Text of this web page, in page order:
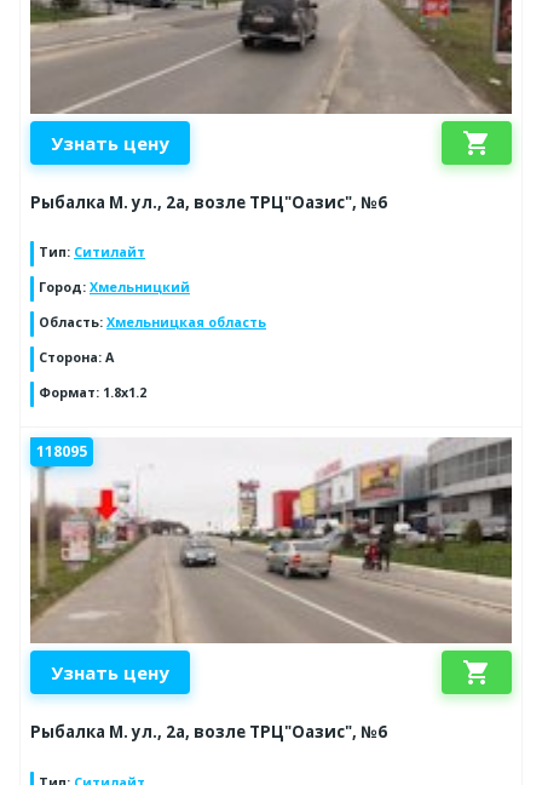
Узнать цену shopping_cart
Рыбалка М. ул., 2а, возле ТРЦ"Оазис", №6
Тип: Ситилайт
Город: Хмельницкий
Область: Хмельницкая область
Сторона: A
Формат: 1.8x1.2
118095
Узнать цену shopping_cart
Рыбалка М. ул., 2а, возле ТРЦ"Оазис", №6